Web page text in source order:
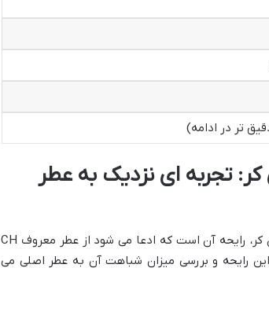
تر در ادامه)
تجربه ای نزدیک به عطر
یکی از مهم ترین دلایل محبوبیت اسپری بدن زنانه سی اچ بادی کر، رایحه آن است که ادعا می شود از عطر معروف CH
این رایحه و بررسی میزان شباهت آن به عطر اصلی می